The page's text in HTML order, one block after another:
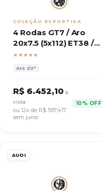
COLEÇÃO ESPORTIVA
4 Rodas GT7 / Aro
20x7.5 (5x112) ET38 /
Mod. Amarok Extreme
★★★★★
Aro 20"
R$ 6.452,10 à
vista
ou 12x de R$ 597,417
sem juros
10% OFF
AUDI